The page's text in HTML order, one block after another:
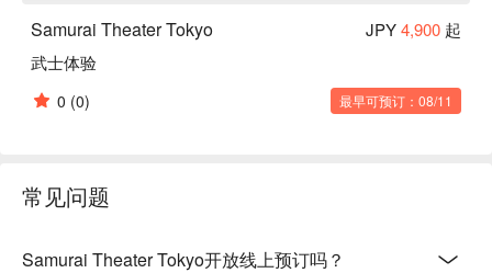
Samurai Theater Tokyo JPY4,900 起
武士体验
0 (0) 最早可预订：08/11
常见问题
Samurai Theater Tokyo开放线上预订吗？